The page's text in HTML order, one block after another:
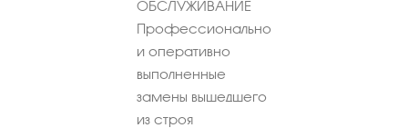
ОБСЛУЖИВАНИЕ
Профессионально
и оперативно
выполненные
замены вышедшего
из строя